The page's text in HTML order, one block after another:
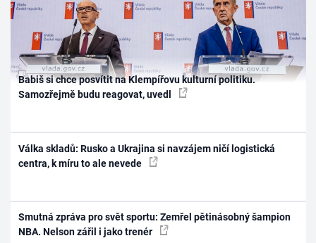
Babiš si chce posvítit na Klempířovu kulturní politiku.
Samozřejmě budu reagovat, uvedl
Válka skladů: Rusko a Ukrajina si navzájem ničí logistická
centra, k míru to ale nevede
Smutná zpráva pro svět sportu: Zemřel pětinásobný šampion
NBA. Nelson zářil i jako trenér